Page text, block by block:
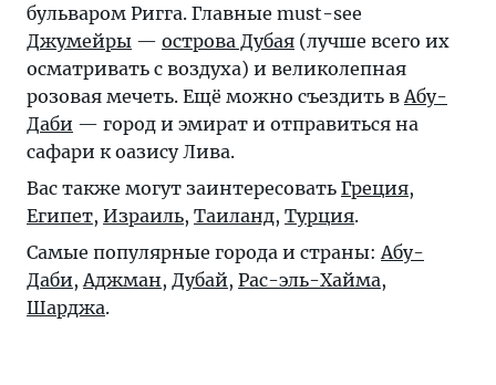
бульваром Ригга. Главные must-see
Джумейры — острова Дубая (лучше всего их
осматривать с воздуха) и великолепная
розовая мечеть. Ещё можно съездить в Абу-
Даби — город и эмират и отправиться на
сафари к оазису Лива.
Вас также могут заинтересовать Греция,
Египет, Израиль, Таиланд, Турция.
Самые популярные города и страны: Абу-
Даби, Аджман, Дубай, Рас-эль-Хайма,
Шарджа.